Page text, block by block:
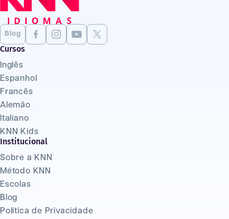
Blog
Cursos
Inglês
Espanhol
Francês
Alemão
Italiano
KNN Kids
Institucional
Sobre a KNN
Método KNN
Escolas
Blog
Política de Privacidade